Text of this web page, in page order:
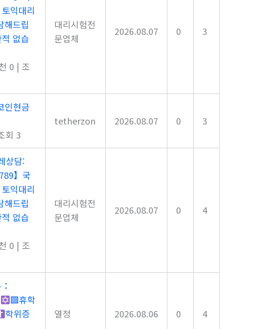
익대리
해드립
없습
0 | 조
대리시험전
문업체
2026.08.07 0 3
인현금
회 3
tetherzon 2026.08.07 0 3
상담:
】국
익대리
해드립
없습
0 | 조
대리시험전
문업체
2026.08.07 0 4
▩휴학
학위증
열정 2026.08.06 0 4